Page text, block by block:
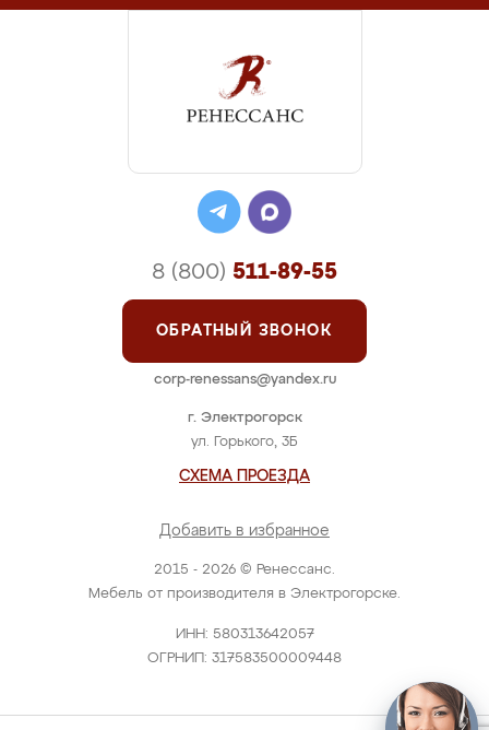
2015 - 2026 © Ренессанс.
Мебель от производителя в Электрогорске.
ИНН: 580313642057
ОГРНИП: 317583500009448
г. Электрогорск
ул. Горького, 3Б
СХЕМА ПРОЕЗДА
Добавить в избранное
8 (800) 511-89-55
ОБРАТНЫЙ ЗВОНОК
corp-renessans@yandex.ru